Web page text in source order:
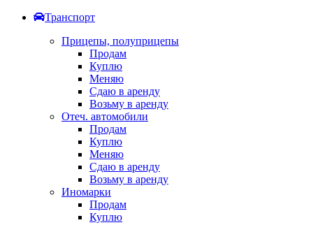
Транспорт
Прицепы, полуприцепы
Продам
Куплю
Меняю
Сдаю в аренду
Возьму в аренду
Отеч. автомобили
Продам
Куплю
Меняю
Сдаю в аренду
Возьму в аренду
Иномарки
Продам
Куплю